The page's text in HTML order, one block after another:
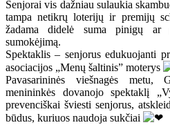
Senjorai vis dažniau sulaukia
tampa netikrų loterijų ir premijų
žadama didelė suma pinigų ar
sumokėjimą.
Spektaklis – senjorus edukuojanti
asociacijos „Menų šaltinis” moterys
Pavasarininės viešnagės metu,
menininkės dovanojo spektaklį
prevenciškai šviesti senjorus,
būdus, kuriuos naudoja sukčiai